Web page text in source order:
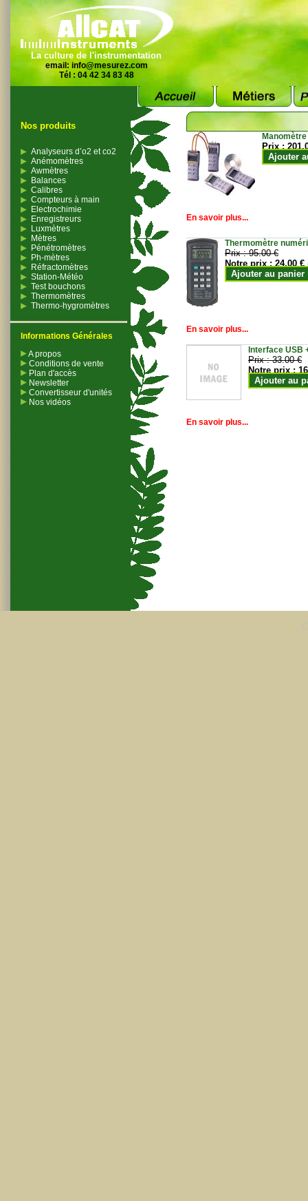
La culture de l'instrumentation
email: info@mesurez.com
Tél : 04 42 34 83 48
Nos produits
Analyseurs d’o2 et co2
Anémomètres
Awmètres
Balances
Calibres
Compteurs à main
Electrochimie
Enregistreurs
Luxmètres
Mètres
Pénétromètres
Ph-mètres
Réfractomètres
Station-Météo
Test bouchons
Thermomètres
Thermo-hygromètres
Informations Générales
A propos
Conditions de vente
Plan d'accès
Newsletter
Convertisseur d'unités
Nos vidéos
Prix :
Ajouter
En savoir plus...
Thermomètre
Prix :95.00 €
Notre prix :24.00 €
Ajouter au panier
En savoir plus...
Interface USB
Prix :33.00 €
Notre prix :
Ajouter au
En savoir plus...